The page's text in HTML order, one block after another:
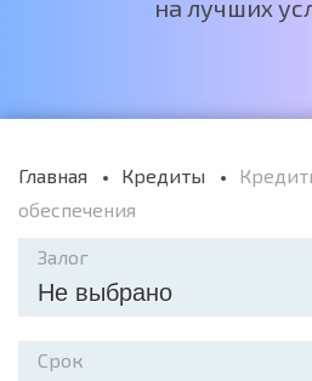
на лучших
Главная Кредиты
обеспечения
Залог
Не выбрано
Срок